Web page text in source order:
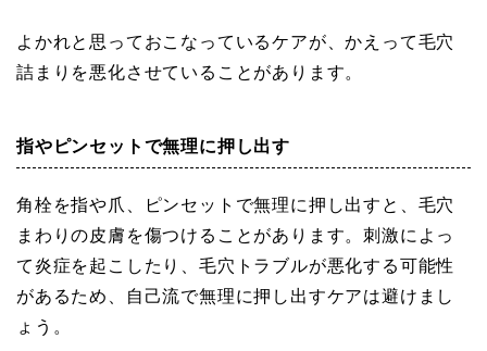
よかれと思っておこなっているケアが、かえって毛穴
詰まりを悪化させていることがあります。
指やピンセットで無理に押し出す
角栓を指や爪、ピンセットで無理に押し出すと、毛穴
まわりの皮膚を傷つけることがあります。刺激によっ
て炎症を起こしたり、毛穴トラブルが悪化する可能性
があるため、自己流で無理に押し出すケアは避けまし
ょう。